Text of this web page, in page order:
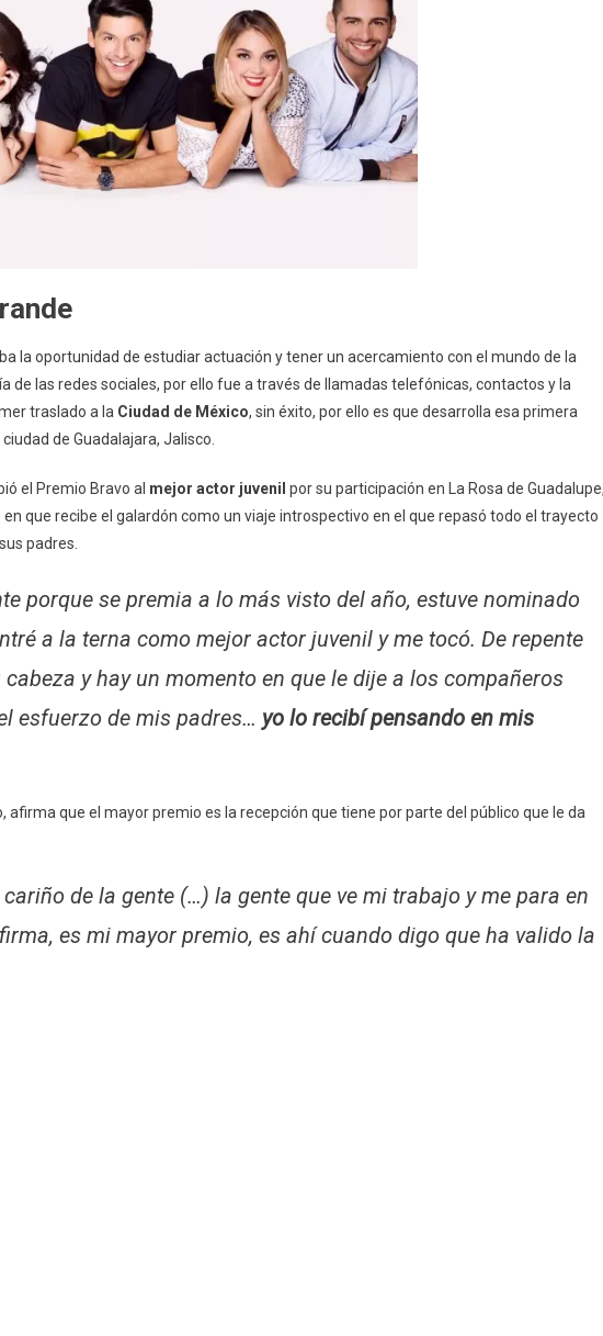
la oportunidad de estudiar actuación y tener un acercamiento con el mundo de la
de las redes sociales, por ello fue a través de llamadas telefónicas, contactos y la
traslado a la Ciudad de México, sin éxito, por ello es que desarrolla esa primera
de Guadalajara, Jalisco.
el Premio Bravo al mejor actor juvenil por su participación en La Rosa de
que recibe el galardón como un viaje introspectivo en el que repasó todo el trayecto
padres.
porque se premia a lo más visto del año, estuve nominado
a la terna como mejor actor juvenil y me tocó. De repente
y hay un momento en que le dije a los compañeros
esfuerzo de mis padres… yo lo recibí pensando en mis
que el mayor premio es la recepción que tiene por parte del público que le da
de la gente (…) la gente que ve mi trabajo y me para en
es mi mayor premio, es ahí cuando digo que ha valido la